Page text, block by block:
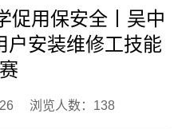
促用保安全丨吴中
户安装维修工技能
浏览人数： 138